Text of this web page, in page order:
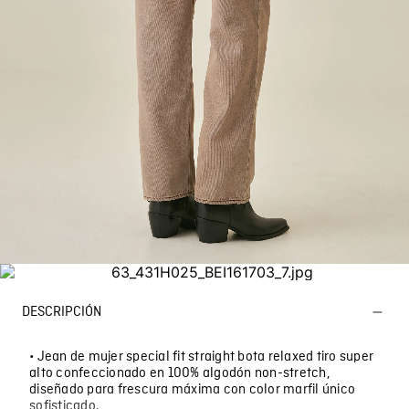
DESCRIPCIÓN
• Jean de mujer special fit straight bota relaxed tiro super
alto confeccionado en 100% algodón non-stretch,
diseñado para frescura máxima con color marfil único